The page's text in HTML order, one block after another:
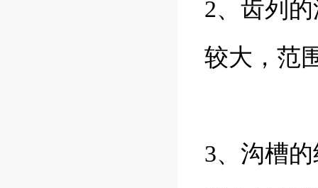
2、齿列
较大，范
3、沟槽